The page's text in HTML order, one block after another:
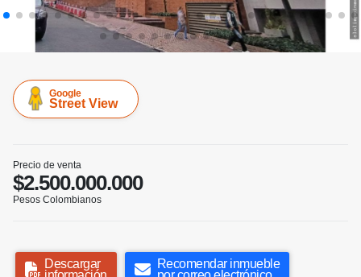
Google
Street View
Precio de venta
$2.500.000.000
Pesos Colombianos
Descargar
Recomendar inmueble